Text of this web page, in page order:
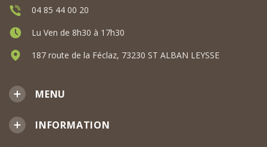
MENU
INFORMATION
04 85 44 00 20
Lu Ven de 8h30 à 17h30
187 route de la Féclaz, 73230 ST ALBAN LEYSSE